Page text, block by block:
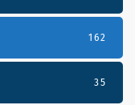
162
35